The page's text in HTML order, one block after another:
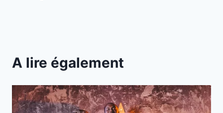
A lire également